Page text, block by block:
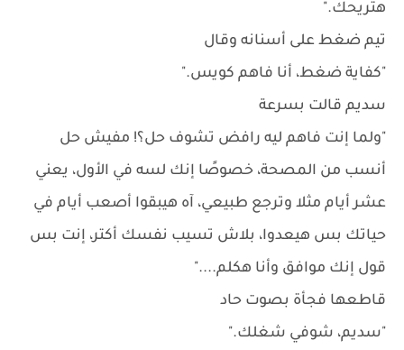
هتريحك."
تيم ضغط على أسنانه وقال
"كفاية ضغط، أنا فاهم كويس."
سديم قالت بسرعة
"ولما إنت فاهم ليه رافض تشوف حل؟! مفيش حل
أنسب من المصحة، خصوصًا إنك لسه في الأول، يعني
عشر أيام مثلا وترجع طبيعي، آه هيبقوا أصعب أيام في
حياتك بس هيعدوا، بلاش تسيب نفسك أكتر، إنت بس
قول إنك موافق وأنا هكلم...."
قاطعها فجأة بصوت حاد
"سديم، شوفي شغلك."